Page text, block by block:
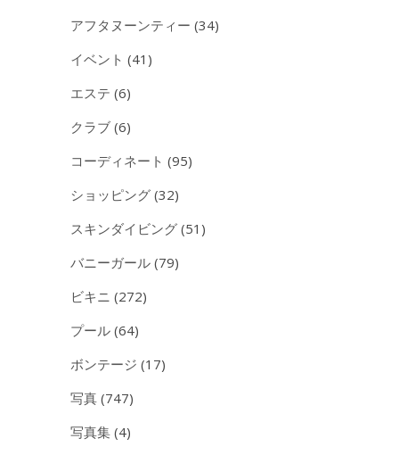
アフタヌーンティー (34)
イベント (41)
エステ (6)
クラブ (6)
コーディネート (95)
ショッピング (32)
スキンダイビング (51)
バニーガール (79)
ビキニ (272)
プール (64)
ボンテージ (17)
写真 (747)
写真集 (4)